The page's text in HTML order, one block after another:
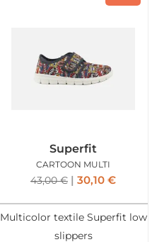
Superfit
CARTOON MULTI
43,00€ 30,10 €
Multicolor textile Superfit low
slippers